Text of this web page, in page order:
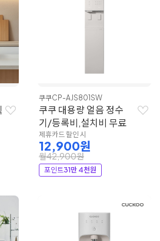
쿠쿠CP-AJS801SW
쿠쿠 대용량 얼음 정수
기/등록비,설치비 무료
제휴카드 할인 시
12,900원
월42,900원
포인트31만 4천원